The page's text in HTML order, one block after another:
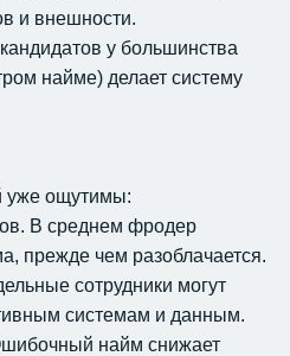
и внешности.
у большинства
найме) делает систему
уже ощутимы:
В среднем фродер
прежде чем разоблачается.
сотрудники могут
системам и данным.
найм снижает